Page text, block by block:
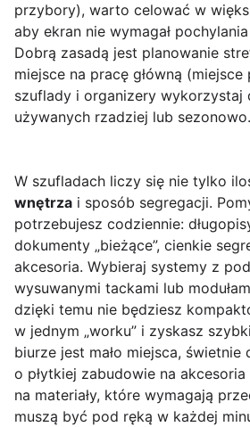
przybory), warto celować w
aby ekran nie wymagał
Dobrą zasadą jest planowanie
miejsce na pracę główną
szuflady i organizery wykorzystaj
używanych rzadziej lub sezonowo.
W szufladach liczy się nie tylko
wnętrza i sposób segregacji.
potrzebujesz codziennie:
dokumenty „bieżące”, cienkie
akcesoria. Wybieraj systemy z
wysuwanymi tackami lub
dzięki temu nie będziesz
w jednym „worku” i zyskasz
biurze jest mało miejsca, świetnie
o płytkiej zabudowie na
na materiały, które wymagają
muszą być pod ręką w każdej